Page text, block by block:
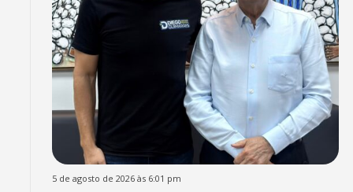
5 de agosto de 2026 às 6:01 pm